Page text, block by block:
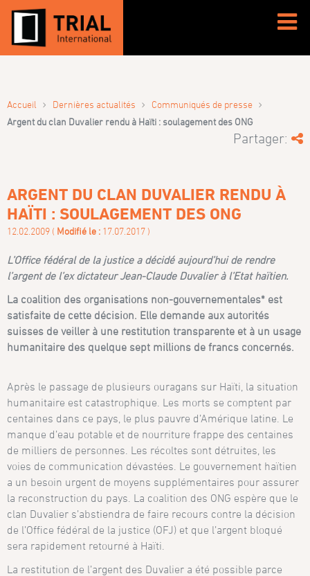
Accueil › Dernières actualités › Communiqués de presse ›
Argent du clan Duvalier rendu à Haïti : soulagement des ONG
Partager:
ARGENT DU CLAN DUVALIER RENDU À
HAÏTI : SOULAGEMENT DES ONG
12.02.2009 ( Modifié le : 17.07.2017 )
L’Office fédéral de la justice a décidé aujourd’hui de rendre
l’argent de l’ex dictateur Jean-Claude Duvalier à l’Etat haïtien.
La coalition des organisations non-gouvernementales* est
satisfaite de cette décision. Elle demande aux autorités
suisses de veiller à une restitution transparente et à un usage
humanitaire des quelque sept millions de francs concernés.
Après le passage de plusieurs ouragans sur Haïti, la situation
humanitaire est catastrophique. Les morts se comptent par
centaines dans ce pays, le plus pauvre d’Amérique latine. Le
manque d’eau potable et de nourriture frappe des centaines
de milliers de personnes. Les récoltes sont détruites, les
voies de communication dévastées. Le gouvernement haïtien
a un besoin urgent de moyens supplémentaires pour assurer
la reconstruction du pays. La coalition des ONG espère que le
clan Duvalier s’abstiendra de faire recours contre la décision
de l’Office fédéral de la justice (OFJ) et que l’argent bloqué
sera rapidement retourné à Haïti.
La restitution de l’argent des Duvalier a été possible parce